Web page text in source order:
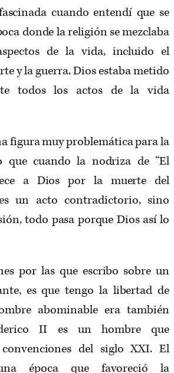
cuando entendí que se
donde la religión se mezclaba
de la vida, incluido el
y la guerra. Dios estaba metido
todos los actos de la vida
figura muy problemática para la
que cuando la nodriza de “El
a Dios por la muerte del
un acto contradictorio, sino
todo pasa porque Dios así lo
por las que escribo sobre un
es que tengo la libertad de
abominable era también
II es un hombre que
del siglo XXI. El
época que favoreció la